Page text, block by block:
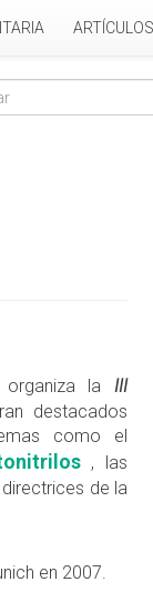
organiza laIII
destacados
como el
, las
de la
en 2007.